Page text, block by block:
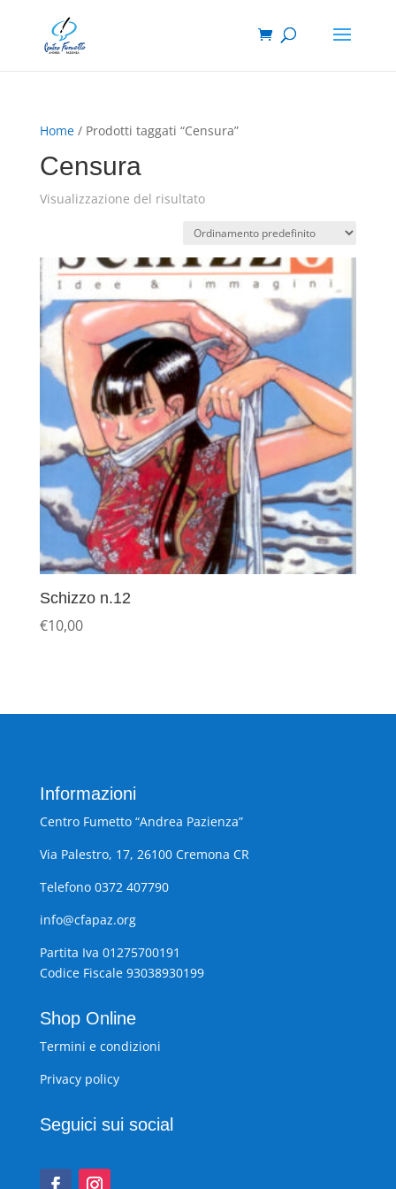
Home/ Prodotti taggati “Censura”
Censura
Visualizzazione del risultato
Schizzo n.12
€10,00
Informazioni
Centro Fumetto “Andrea Pazienza”
Via Palestro, 17, 26100 Cremona CR
Telefono 0372 407790
info@cfapaz.org
Partita Iva 01275700191
Codice Fiscale 93038930199
Shop Online
Termini e condizioni
Privacy policy
Seguici sui social